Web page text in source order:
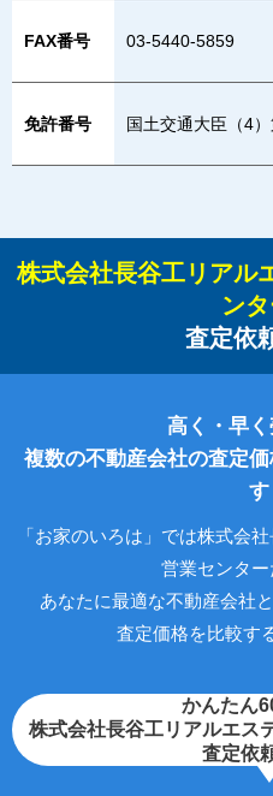
FAX番号 03-5440-5859
免許番号 国土交通大臣（4
株式会社長谷工リア
ン
査定依
高く・早く
複数の不動産会社の査定
す
「お家のいろは」では株式会
営業センター
あなたに最適な不動産会社と
査定価格を比較す
かんたん
株式会社長谷工リアルエ
査定依